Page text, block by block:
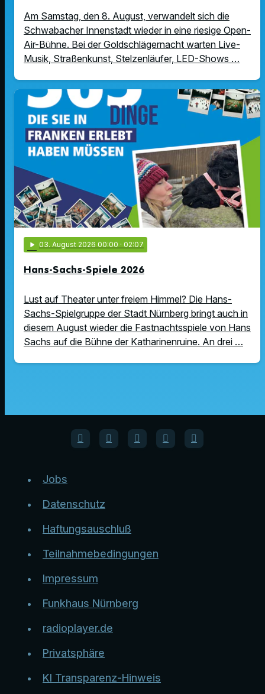
Am Samstag, den 8. August, verwandelt sich die
Schwabacher Innenstadt wieder in eine riesige Open-
Air-Bühne. Bei der Goldschlägernacht warten Live-
Musik, Straßenkunst, Stelzenläufer, LED-Shows …
play_arrow 03. August 2026 00:00 · 02:07
Hans-Sachs-Spiele 2026
Lust auf Theater unter freiem Himmel? Die Hans-
Sachs-Spielgruppe der Stadt Nürnberg bringt auch in
diesem August wieder die Fastnachtsspiele von Hans
Sachs auf die Bühne der Katharinenruine. An drei …
Jobs
Datenschutz
Haftungsauschluß
Teilnahmebedingungen
Impressum
Funkhaus Nürnberg
radioplayer.de
Privatsphäre
KI Transparenz-Hinweis